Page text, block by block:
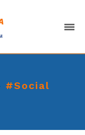
#Social